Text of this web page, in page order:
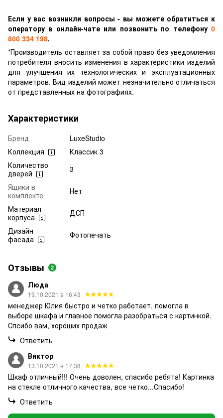
Если у вас возникли вопросы - вы можете обратиться к
оператору в онлайн-чате или позвонить по телефону 0
800 334 198.
*Производитель оставляет за собой право без уведомления
потребителя вносить изменения в характеристики изделий
для улучшения их технологических и эксплуатационных
параметров. Вид изделий может незначительно отличаться
от представленных на фотографиях.
Характеристики
Бренд
LuxeStudio
Коллекция
Классик 3
Количество
дверей
3
Ящики в
комплекте
Нет
Материал
корпуса
ДСП
Дизайн
фасада
Фотопечать
Отзывы 2
Люда
19.10.2021 в 16:43
менеджер Юлия быстро и четко работает. помогла в
выборе шкафа и главное помогла разобраться с картинкой.
Спсибо вам, хороших продаж
Ответить
Виктор
13.10.2021 в 17:38
Шкаф отличный!!! Очень доволен, спасибо ребята! Картинка
на стекле отличного качества, все четко...Спасибо!
Ответить